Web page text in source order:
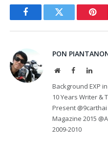
FacebookTwitter
PON
WebsiteFacebook
Background EXP
10 Years Writer &
Present @9carthai
Magazine 2015
2009-2010